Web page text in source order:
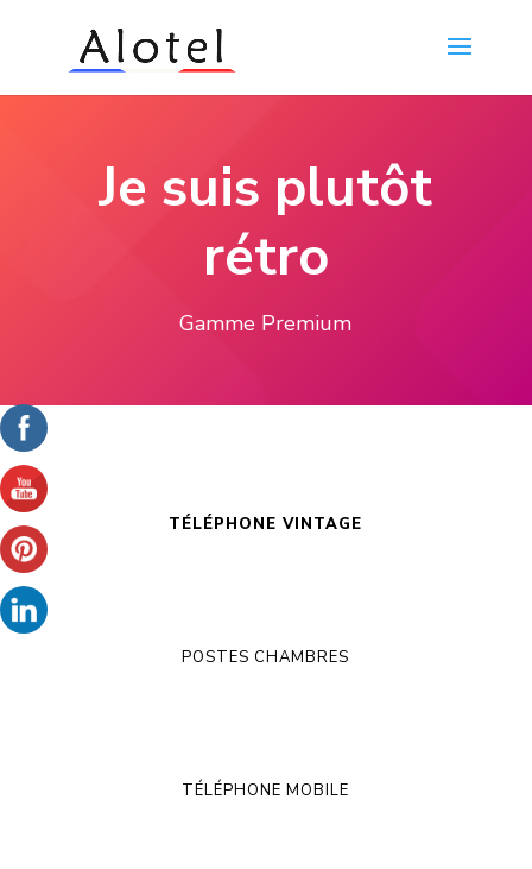
Je suis plutôt
rétro
Gamme Premium
TÉLÉPHONE VINTAGE
POSTES CHAMBRES
TÉLÉPHONE MOBILE